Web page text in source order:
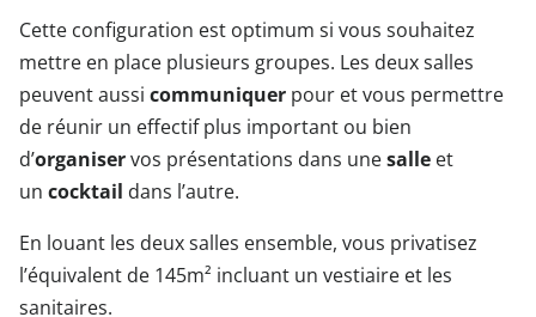
Cette configuration est optimum si vous souhaitez
mettre en place plusieurs groupes. Les deux salles
peuvent aussi communiquer pour et vous permettre
de réunir un effectif plus important ou bien
d’organiservos présentations dans unesalle et
un cocktail dans l’autre.
En louant les deux salles ensemble, vous privatisez
l’équivalent de 145m² incluant un vestiaire et les
sanitaires.